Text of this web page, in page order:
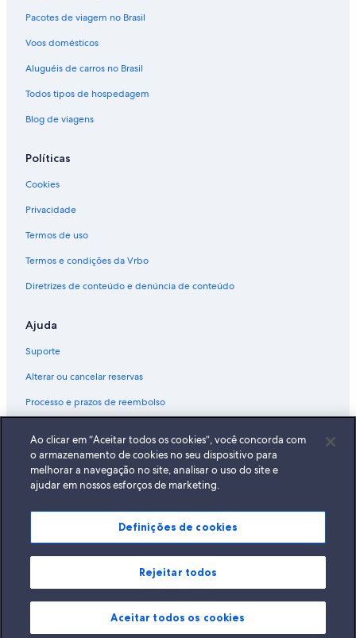
Pacotes de viagem no Brasil
Voos domésticos
Aluguéis de carros no Brasil
Todos tipos de hospedagem
Blog de viagens
Políticas
Cookies
Privacidade
Termos de uso
Termos e condições da Vrbo
Diretrizes de conteúdo e denúncia de conteúdo
Ajuda
Suporte
Alterar ou cancelar reservas
Processo e prazos de reembolso
Documentos para viagens internacionais
A Expedia, Inc. não se responsabiliza pelo conteúdo dos sites externos.
© 2026 Expedia, Inc., uma empresa do Expedia Group. Todos os direitos
reservados Expedia e o logotipo da Expedia são marcas registradas da
Ao clicar em “Aceitar todos os cookies”, você concorda com
o armazenamento de cookies no seu dispositivo para
melhorar a navegação no site, analisar o uso do site e
ajudar em nossos esforços de marketing.
Definições de cookies
Rejeitar todos
Aceitar todos os cookies